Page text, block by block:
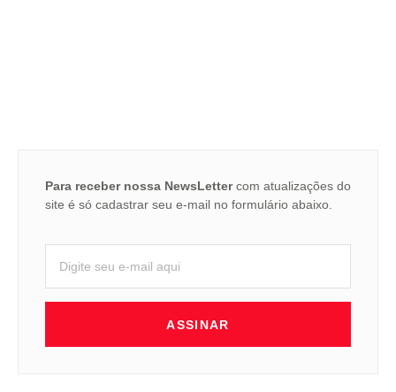
Para receber nossa NewsLettercom atualizações do
site é só cadastrar seu e-mail no formulário abaixo.
ASSINAR